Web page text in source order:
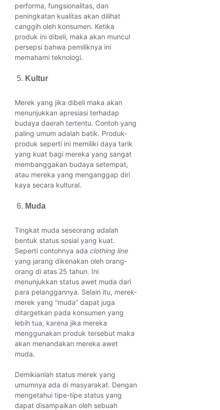
performa, fungsionalitas, dan
peningkatan kualitas akan dilihat
canggih oleh konsumen. Ketika
produk ini dibeli, maka akan muncul
persepsi bahwa pemiliknya ini
memahami teknologi.
Kultur
Merek yang jika dibeli maka akan
menunjukkan apresiasi terhadap
budaya daerah tertentu. Contoh yang
paling umum adalah batik. Produk-
produk seperti ini memiliki daya tarik
yang kuat bagi mereka yang sangat
membanggakan budaya setempat,
atau mereka yang menganggap diri
kaya secara kultural.
Muda
Tingkat muda seseorang adalah
bentuk status sosial yang kuat.
Seperti contohnya ada clothing line
yang jarang dikenakan oleh orang-
orang di atas 25 tahun. Ini
menunjukkan status awet muda dari
para pelanggannya. Selain itu, merek-
merek yang “muda” dapat juga
ditargetkan pada konsumen yang
lebih tua, karena jika mereka
menggunakan produk tersebut maka
akan menandakan mereka awet
muda.
Demikianlah status merek yang
umumnya ada di masyarakat. Dengan
mengetahui tipe-tipe status yang
dapat disampaikan oleh sebuah